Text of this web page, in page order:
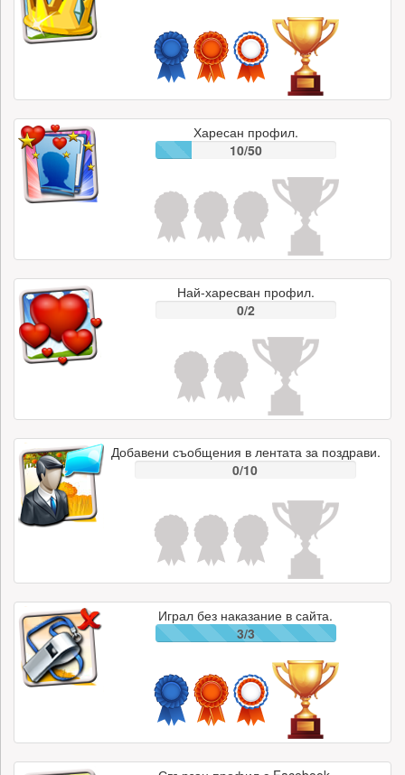
Харесан профил.
10/50
Най-харесван профил.
0/2
Добавени съобщения в лентата за поздрави.
0/10
Играл без наказание в сайта.
3/3